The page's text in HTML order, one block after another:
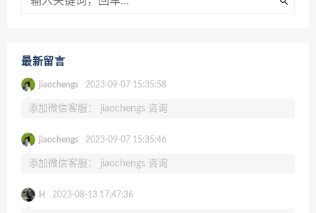
最新留言
jiaochengs 2023-09-07 15:35:58
添加微信客服： jiaochengs 咨询
jiaochengs 2023-09-07 15:35:46
添加微信客服： jiaochengs 咨询
H 2023-08-13 17:47:36